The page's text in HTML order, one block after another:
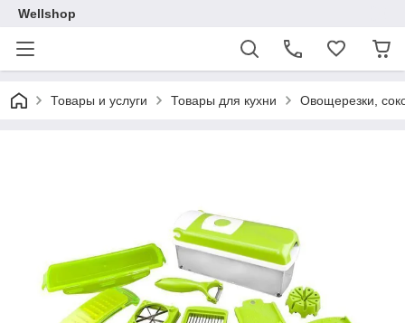
Wellshop
Товары и услуги Товары для кухни Овощерезки,